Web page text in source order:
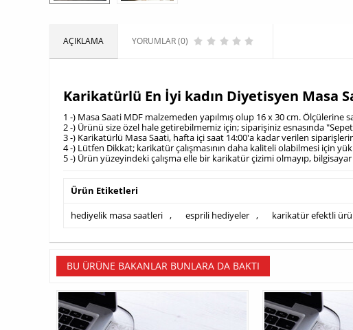
AÇIKLAMA YORUMLAR (0)
Karikatürlü En İyi kadın Diyetisyen Masa
1 -) Masa Saati MDF malzemeden yapılmış olup 16 x 30 cm. Ölçülerine
2 -) Ürünü size özel hale getirebilmemiz için; siparişiniz esnasında
3 -) Karikatürlü Masa Saati, hafta içi saat 14:00'a kadar verilen
4 -) Lütfen Dikkat; karikatür çalışmasının daha kaliteli olabilmesi için
5 -) Ürün yüzeyindeki çalışma elle bir karikatür çizimi olmayıp, bilgisayar
Ürün Etiketleri
hediyelik masa saatleri , esprili hediyeler , karikatür efektli
BU ÜRÜNE BAKANLAR BUNLARA DA BAKTI